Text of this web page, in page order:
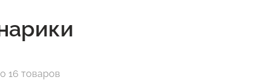
16 товаров